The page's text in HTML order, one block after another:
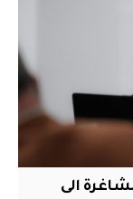
الى